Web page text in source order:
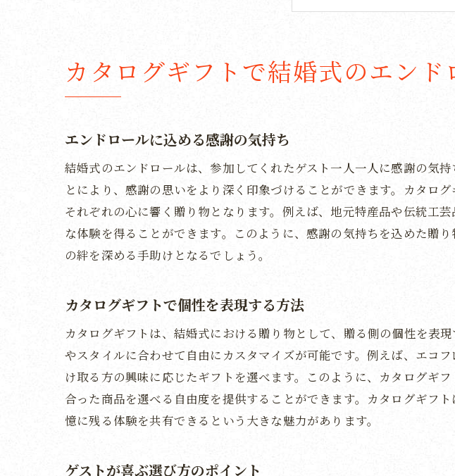
カタログギフト
結婚式のフィナ
ゲストの心に残る結
地域の特産品を
カタログギフト
心に残るための
カタログギフト
贈る側にも嬉し
自分らしさを演
記憶に残るエレ
結婚式エンドロール
カタログギフトで結婚式のエン
エンドロールに込める感謝の気持ち
結婚式のエンドロールは、参加してくれたゲスト一人一人に感謝の気
とにより、感謝の思いをより深く印象づけることができます。カタロ
それぞれの心に響く贈り物となります。例えば、地元特産品や伝統工
な体験を得ることができます。このように、感謝の気持ちを込めた贈
の絆を深める手助けとなるでしょう。
カタログギフトで個性を表現する方法
カタログギフトは、結婚式における贈り物として、贈る側の個性を表
やスタイルに合わせて自由にカスタマイズが可能です。例えば、エコ
け取る方の興味に応じたギフトを選べます。このように、カタログギ
合った商品を選べる自由度を提供することができます。カタログギフ
憶に残る体験を共有できるという大きな魅力があります。
ゲストが喜ぶ選び方のポイント